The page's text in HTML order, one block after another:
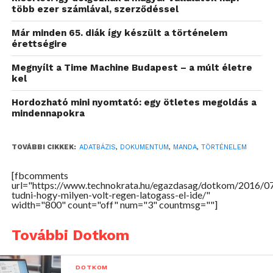
Az adatbázis tartalmát a szerződött közgyűjteményi,
illetve civil szervezetek töltik fel, saját hatáskörben
eldöntött, de a MaNDA-val egyeztetett munkatervek
volt és jelenlegi partnerintézmény teszi közzé
Digitalizációs Közfoglalkoztatási Program részeként.
több ezer számlával, szerződéssel
Már minden 65. diák így készült a történelem
érettségire
Megnyílt a Time Machine Budapest – a múlt életre
kel
Hordozható mini nyomtató: egy ötletes megoldás a
mindennapokra
TOVÁBBI CIKKEK: ADATBÁZIS, DOKUMENTUM, MANDA, TÖRTÉNELEM
[fbcomments
url="https://www.technokrata.hu/egazdasag/dotkom/2016/
tudni-hogy-milyen-volt-regen-latogass-el-ide/"
width="800" count="off" num="3" countmsg=""]
További Dotkom
DOTKOM